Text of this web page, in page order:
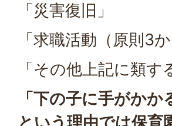
「災害復旧」
「求職活動（原則3か
「その他上記に類
「下の子に手がか